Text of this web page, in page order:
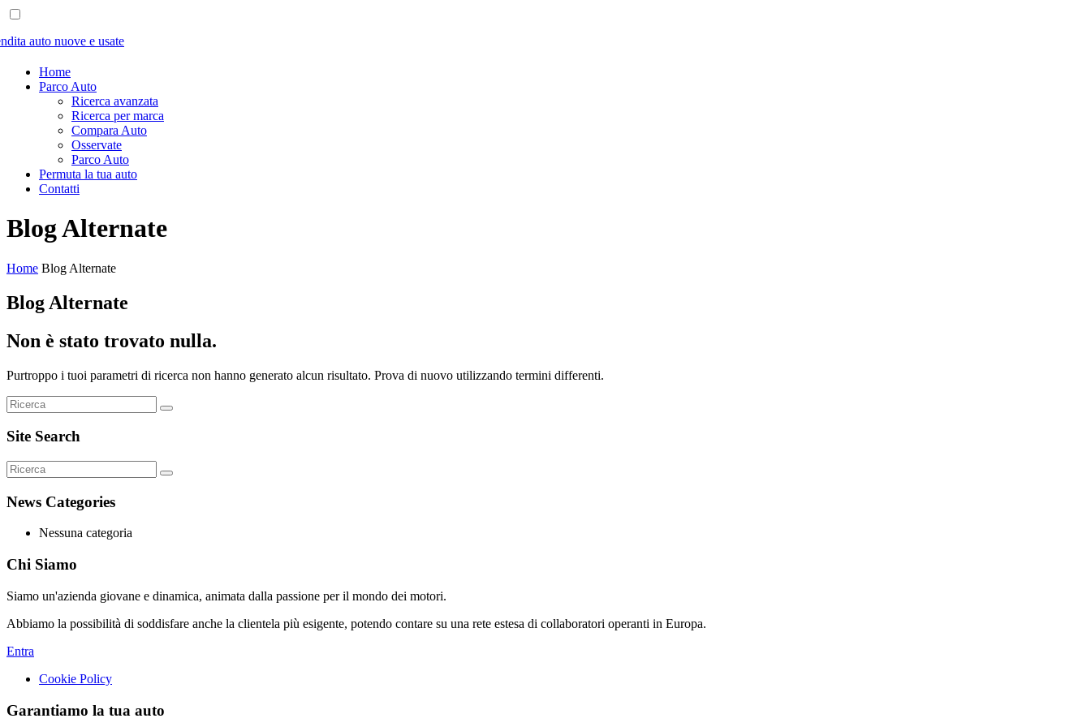
Home
Parco Auto
Ricerca avanzata
Ricerca per marca
Compara Auto
Osservate
Parco Auto
Permuta la tua auto
Contatti
Blog Alternate
Home Blog Alternate
Blog Alternate
Non è stato trovato nulla.
Purtroppo i tuoi parametri di ricerca non hanno generato alcun risultato. Prova di nuovo utilizzando termini differenti.
Site Search
News Categories
Nessuna categoria
Chi Siamo
Siamo un'azienda giovane e dinamica, animata dalla passione per il mondo dei motori.
Abbiamo la possibilità di soddisfare anche la clientela più esigente, potendo contare su una rete estesa di collaboratori operanti in Europa.
Entra
Cookie Policy
Garantiamo la tua auto